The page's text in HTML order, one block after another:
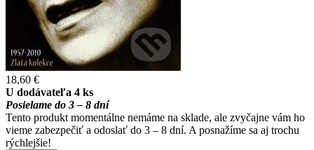
18,60 €
U dodávateľa 4 ks
Posielame do 3 – 8 dní
Tento produkt momentálne nemáme na sklade, ale zvyčajne vám ho
vieme zabezpečiť a odoslať do 3 – 8 dní. A posnažíme sa aj trochu
rýchlejšie!